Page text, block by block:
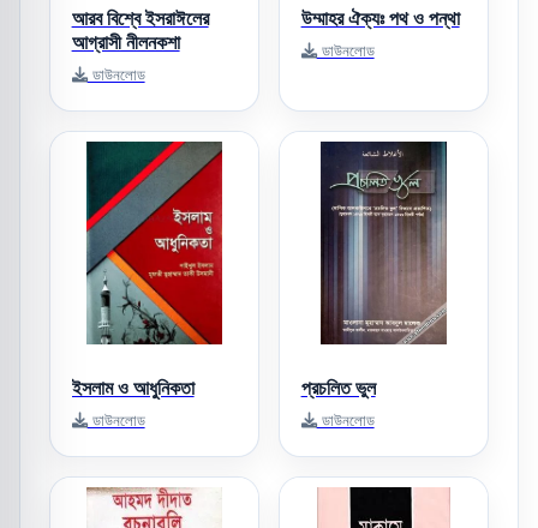
আরব বিশ্বে ইসরাঈলের
আগ্রাসী নীলনকশা
ডাউনলোড
উম্মাহর ঐক্যঃ পথ ও পন্থা
ডাউনলোড
ইসলাম ও আধুনিকতা
ডাউনলোড
প্রচলিত ভুল
ডাউনলোড